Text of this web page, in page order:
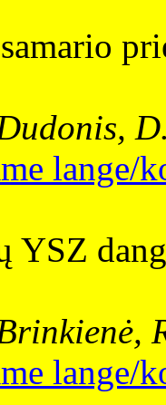
lange/
YSZ
lange/